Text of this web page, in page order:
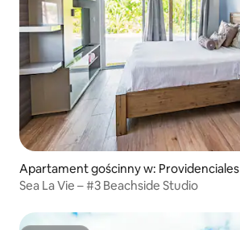
Apartament gościnny w: Providenciales
Sea La Vie – #3 Beachside Studio